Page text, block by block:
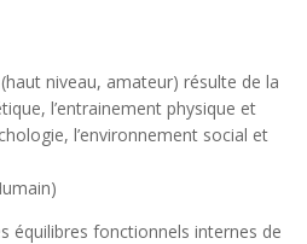
niveau, amateur) résulte de la
l’entrainement physique et
l’environnement social et
équilibres fonctionnels internes de